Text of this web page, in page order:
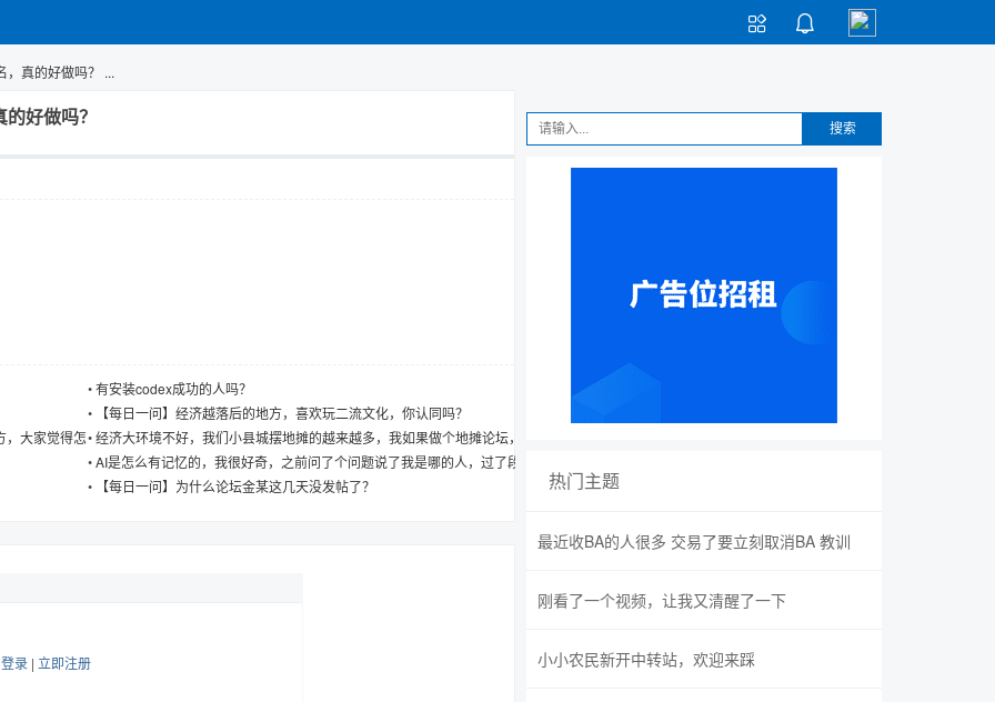


，真的好做吗？ ...
好做吗？
•有安装codex成功的人吗？
•
【每日一问】经济越落后的地方，喜欢玩二流文化，你认同吗？
，大家觉得怎•经济大环境不好，我们小县城摆地摊的越来越多，我如果做个地摊论坛，让
摆地摊的人交流摆地摊经验能不能火
•AI是怎么有记忆的，我很好奇，之前问了个问题说了我是哪的人，过了段时
间再问AI回答问题就知道我住哪了
• 【每日一问】为什么论坛金某这几天没发帖了？
登录 | 立即注册
搜索
热门主题
最近收BA的人很多 交易了要立刻取消BA 教训
刚看了一个视频，让我又清醒了一下
小小农民新开中转站，欢迎来踩